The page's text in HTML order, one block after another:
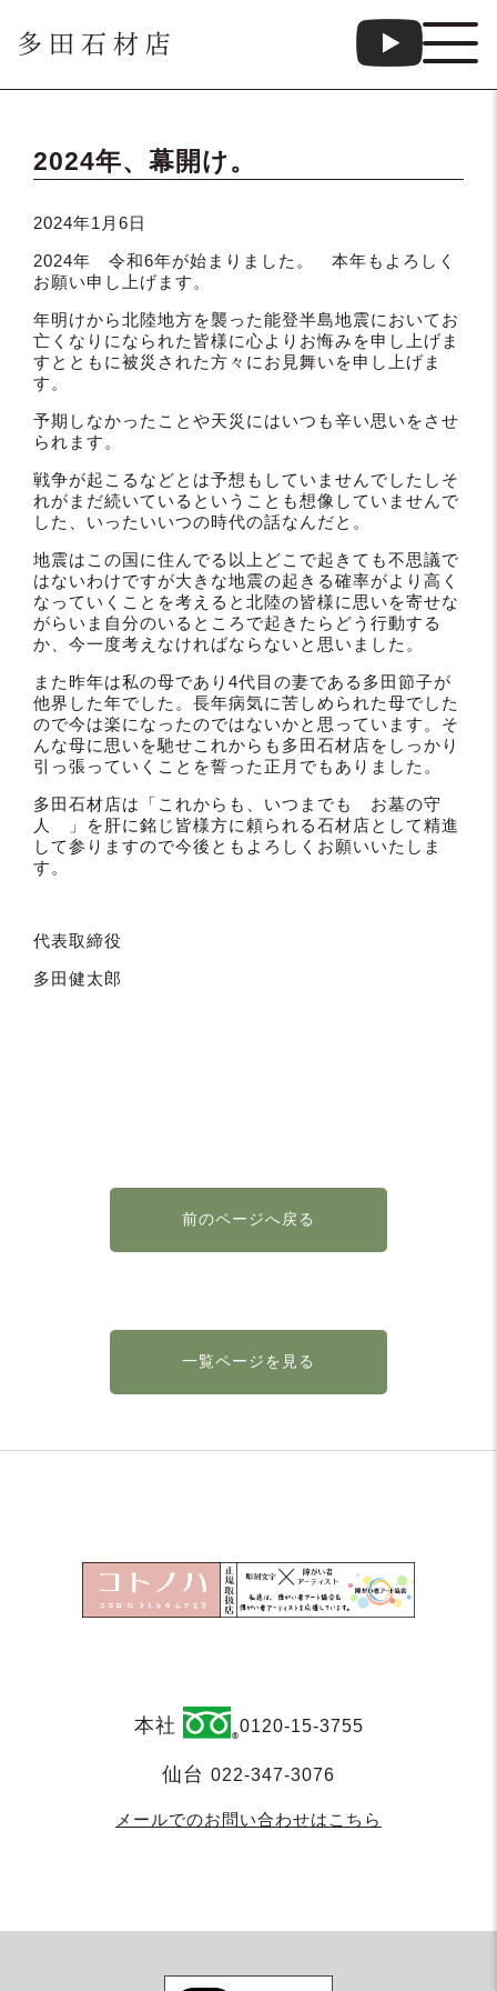
多田石材店
2024年、幕開け。
2024年1月6日
2024年 令和6年が始まりました。 本年もよろしく
お願い申し上げます。
年明けから北陸地方を襲った能登半島地震においてお
亡くなりになられた皆様に心よりお悔みを申し上げま
すとともに被災された方々にお見舞いを申し上げま
す。
予期しなかったことや天災にはいつも辛い思いをさせ
られます。
戦争が起こるなどとは予想もしていませんでしたしそ
れがまだ続いているということも想像していませんで
した、いったいいつの時代の話なんだと。
地震はこの国に住んでる以上どこで起きても不思議で
はないわけですが大きな地震の起きる確率がより高く
なっていくことを考えると北陸の皆様に思いを寄せな
がらいま自分のいるところで起きたらどう行動する
か、今一度考えなければならないと思いました。
また昨年は私の母であり4代目の妻である多田節子が
他界した年でした。長年病気に苦しめられた母でした
ので今は楽になったのではないかと思っています。そ
んな母に思いを馳せこれからも多田石材店をしっかり
引っ張っていくことを誓った正月でもありました。
多田石材店は「これからも、いつまでも お墓の守
人 」を肝に銘じ皆様方に頼られる石材店として精進
して参りますので今後ともよろしくお願いいたしま
す。
代表取締役
多田健太郎
前のページへ戻る
一覧ページを見る
本社 0120-15-3755
仙台 022-347-3076
メールでのお問い合わせはこちら